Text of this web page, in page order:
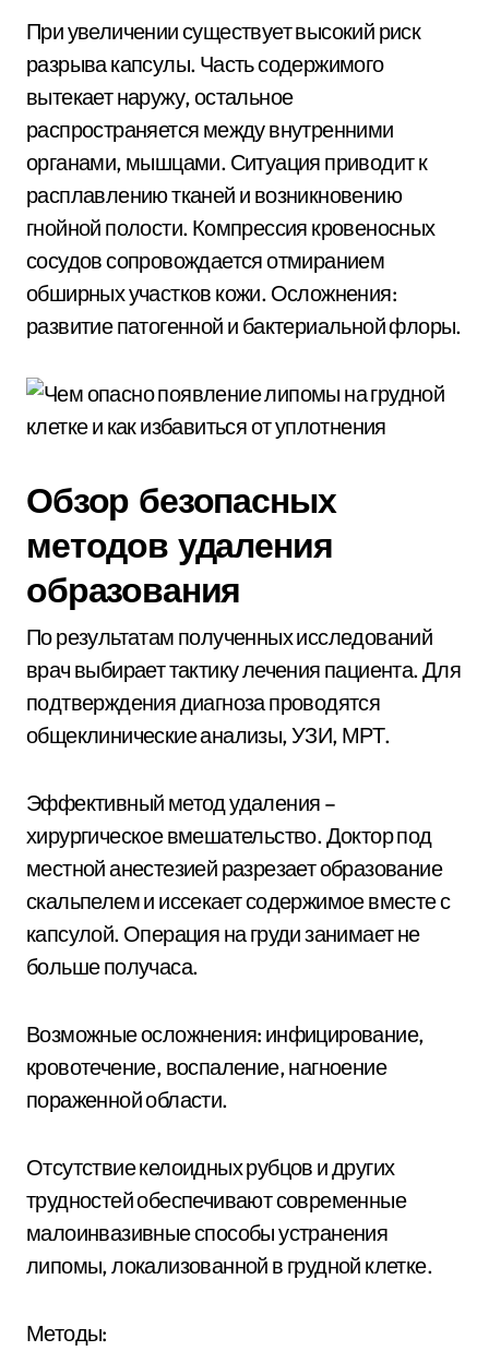
При увеличении существует высокий риск
разрыва капсулы. Часть содержимого
вытекает наружу, остальное
распространяется между внутренними
органами, мышцами. Ситуация приводит к
расплавлению тканей и возникновению
гнойной полости. Компрессия кровеносных
сосудов сопровождается отмиранием
обширных участков кожи. Осложнения:
развитие патогенной и бактериальной флоры.
Обзор безопасных
методов удаления
образования
По результатам полученных исследований
врач выбирает тактику лечения пациента. Для
подтверждения диагноза проводятся
общеклинические анализы, УЗИ, МРТ.
Эффективный метод удаления –
хирургическое вмешательство. Доктор под
местной анестезией разрезает образование
скальпелем и иссекает содержимое вместе с
капсулой. Операция на груди занимает не
больше получаса.
Возможные осложнения: инфицирование,
кровотечение, воспаление, нагноение
пораженной области.
Отсутствие келоидных рубцов и других
трудностей обеспечивают современные
малоинвазивные способы устранения
липомы, локализованной в грудной клетке.
Методы: